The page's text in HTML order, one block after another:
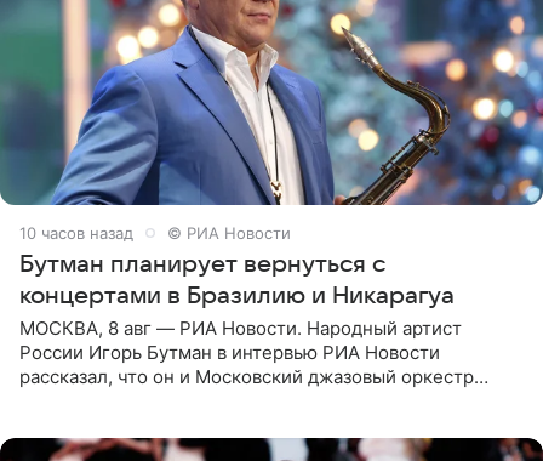
10 часов назад © РИА Новости
Бутман планирует вернуться с
концертами в Бразилию и Никарагуа
МОСКВА, 8 авг — РИА Новости. Народный артист
России Игорь Бутман в интервью РИА Новости
рассказал, что он и Московский джазовый оркестр